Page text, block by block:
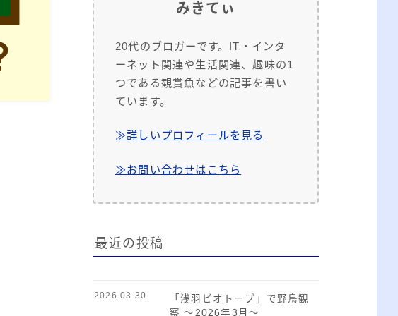
みきてぃ
20代のブロガーです。IT・インタ
ーネット関連や生活関連、趣味の1
つである観賞魚などの記事を書い
ています。
≫詳しいプロフィールを見る
≫お問い合わせはこちら
最近の投稿
「浅羽ビオトープ」で野鳥観
察 ～2026年3月～
2026.03.30